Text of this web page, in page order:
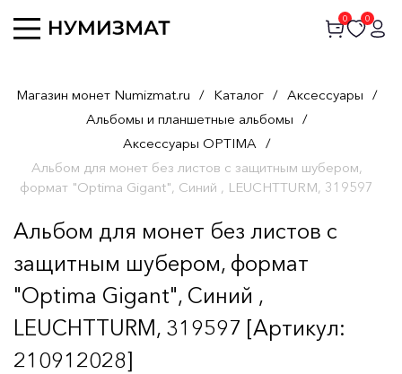
0 0
Магазин монет Numizmat.ru / Каталог / Аксессуары /
Альбомы и планшетные альбомы /
Аксессуары OPTIMA /
Альбом для монет без листов с защитным шубером,
формат "Optima Gigant", Синий , LEUCHTTURM, 319597
Альбом для монет без листов с
защитным шубером, формат
"Optima Gigant", Синий ,
LEUCHTTURM, 319597 [Артикул:
210912028]